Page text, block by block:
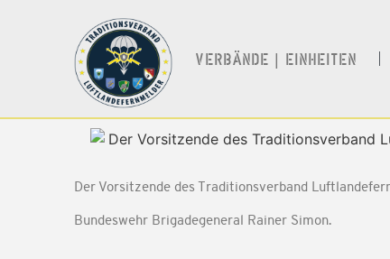
VERBÄNDE | EINHEITEN
Der Vorsitzende des Traditionsverband
Bundeswehr Brigadegeneral Rainer Simon.